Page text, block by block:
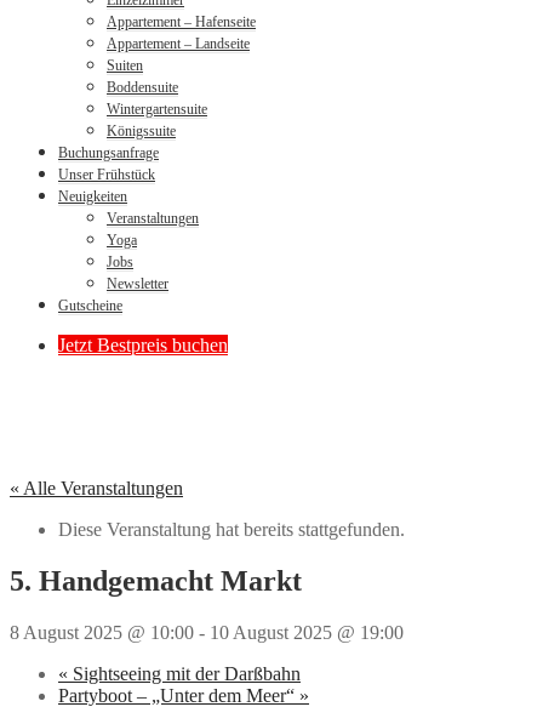
Appartement – Hafenseite
Appartement – Landseite
Suiten
Boddensuite
Wintergartensuite
Königssuite
Buchungsanfrage
Unser Frühstück
Neuigkeiten
Veranstaltungen
Yoga
Jobs
Newsletter
Gutscheine
Jetzt Bestpreis buchen
« Alle Veranstaltungen
Diese Veranstaltung hat bereits stattgefunden.
5. Handgemacht Markt
8 August 2025 @ 10:00 - 10 August 2025 @ 19:00
« Sightseeing mit der Darßbahn
Partyboot – „Unter dem Meer“ »